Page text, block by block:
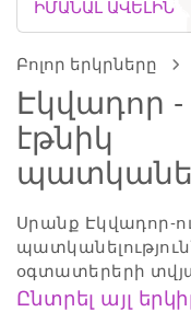
Բոլոր երկրները
Էկվադոր -
էթնիկ
Սրանք Էկվադոր-
օգտատերերի
Ընտրել այլ
ԻՄԱՆԱԼ ԱՎԵԼԻՆ